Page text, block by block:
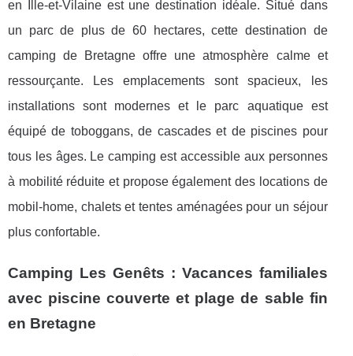
en Ille-et-Vilaine est une destination idéale. Situé dans
un parc de plus de 60 hectares, cette destination de
camping de Bretagne offre une atmosphère calme et
ressourçante. Les emplacements sont spacieux, les
installations sont modernes et le parc aquatique est
équipé de toboggans, de cascades et de piscines pour
tous les âges. Le camping est accessible aux personnes
à mobilité réduite et propose également des locations de
mobil-home, chalets et tentes aménagées pour un séjour
plus confortable.
Camping Les Genêts : Vacances familiales
avec piscine couverte et plage de sable fin
en Bretagne